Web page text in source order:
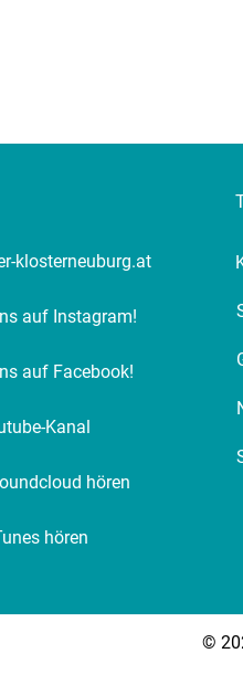
klosterneuburg.at
auf Instagram!
auf Facebook!
Kanal
hören
hören
©